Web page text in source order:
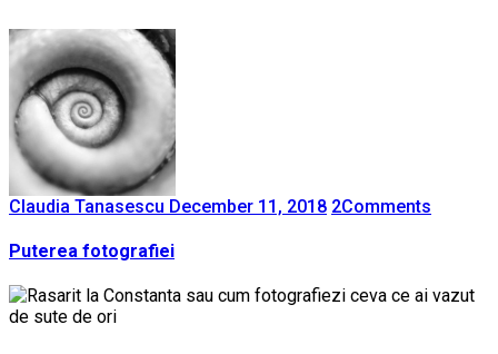
Claudia Tanasescu December 11, 2018 2Comments
Puterea fotografiei